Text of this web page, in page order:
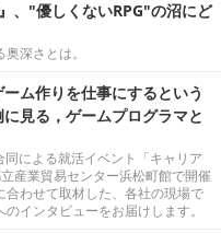
、"優しくないRPG"の沼にど
深さとは。
ーム作りを仕事にするという
見る，ゲームプログラマと
による就活イベント「キャリア
産業貿易センター浜松町館で開催
合わせて取材した、各社の現場で
インタビューをお届けします。